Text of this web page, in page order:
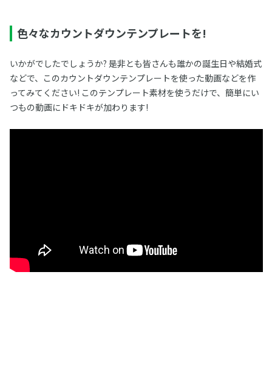
色々なカウントダウンテンプレートを!
いかがでしたでしょうか? 是非とも皆さんも誰かの誕生日や結婚式
などで、このカウントダウンテンプレートを使った動画などを作
ってみてください! このテンプレート素材を使うだけで、簡単にい
つもの動画にドキドキが加わります!